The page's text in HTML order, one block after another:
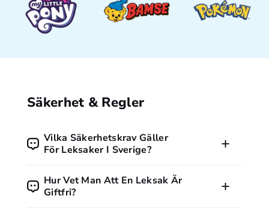
Säkerhet & Regler
Vilka Säkerhetskrav Gäller
För Leksaker I Sverige?
Alla leksaker som säljs i Sverige måste följa EU:s
leksaksdirektiv och vara CE-märkta. Märkningen visar att
Hur Vet Man Att En Leksak Är
Giftfri?